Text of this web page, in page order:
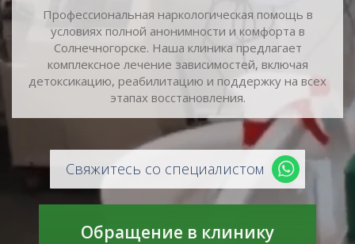
Профессиональная наркологическая помощь в
условиях полной анонимности и комфорта в
Солнечногорске. Наша клиника предлагает
комплексное лечение зависимостей, включая
детоксикацию, реабилитацию и поддержку на всех
этапах восстановления.
Свяжитесь со специалистом
Обращение в клинику